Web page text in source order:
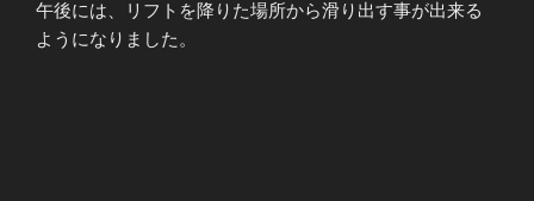
午後には、リフトを降りた場所から滑り出す事が出来る
ようになりました。